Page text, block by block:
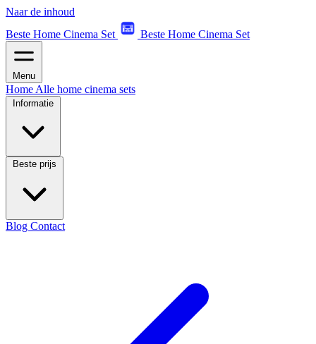
Naar de inhoud
Beste Home Cinema Set
Beste Home Cinema Set
Menu
Home Alle home cinema sets
Informatie
Beste prijs
Blog Contact